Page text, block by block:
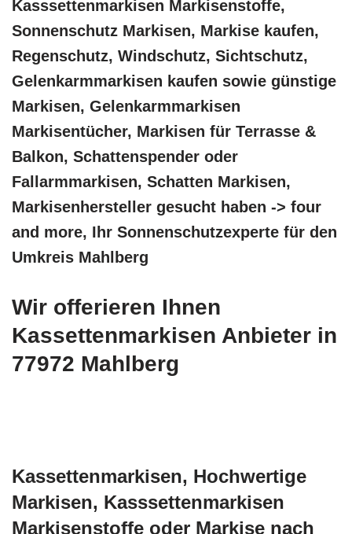
Kasssettenmarkisen Markisenstoffe,
Sonnenschutz Markisen, Markise kaufen,
Regenschutz, Windschutz, Sichtschutz,
Gelenkarmmarkisen kaufen sowie günstige
Markisen, Gelenkarmmarkisen
Markisentücher, Markisen für Terrasse &
Balkon, Schattenspender oder
Fallarmmarkisen, Schatten Markisen,
Markisenhersteller gesucht haben -> four
and more, Ihr Sonnenschutzexperte für den
Umkreis Mahlberg
Wir offerieren Ihnen
Kassettenmarkisen Anbieter in
77972 Mahlberg
Kassettenmarkisen, Hochwertige
Markisen, Kasssettenmarkisen
Markisenstoffe oder Markise nach